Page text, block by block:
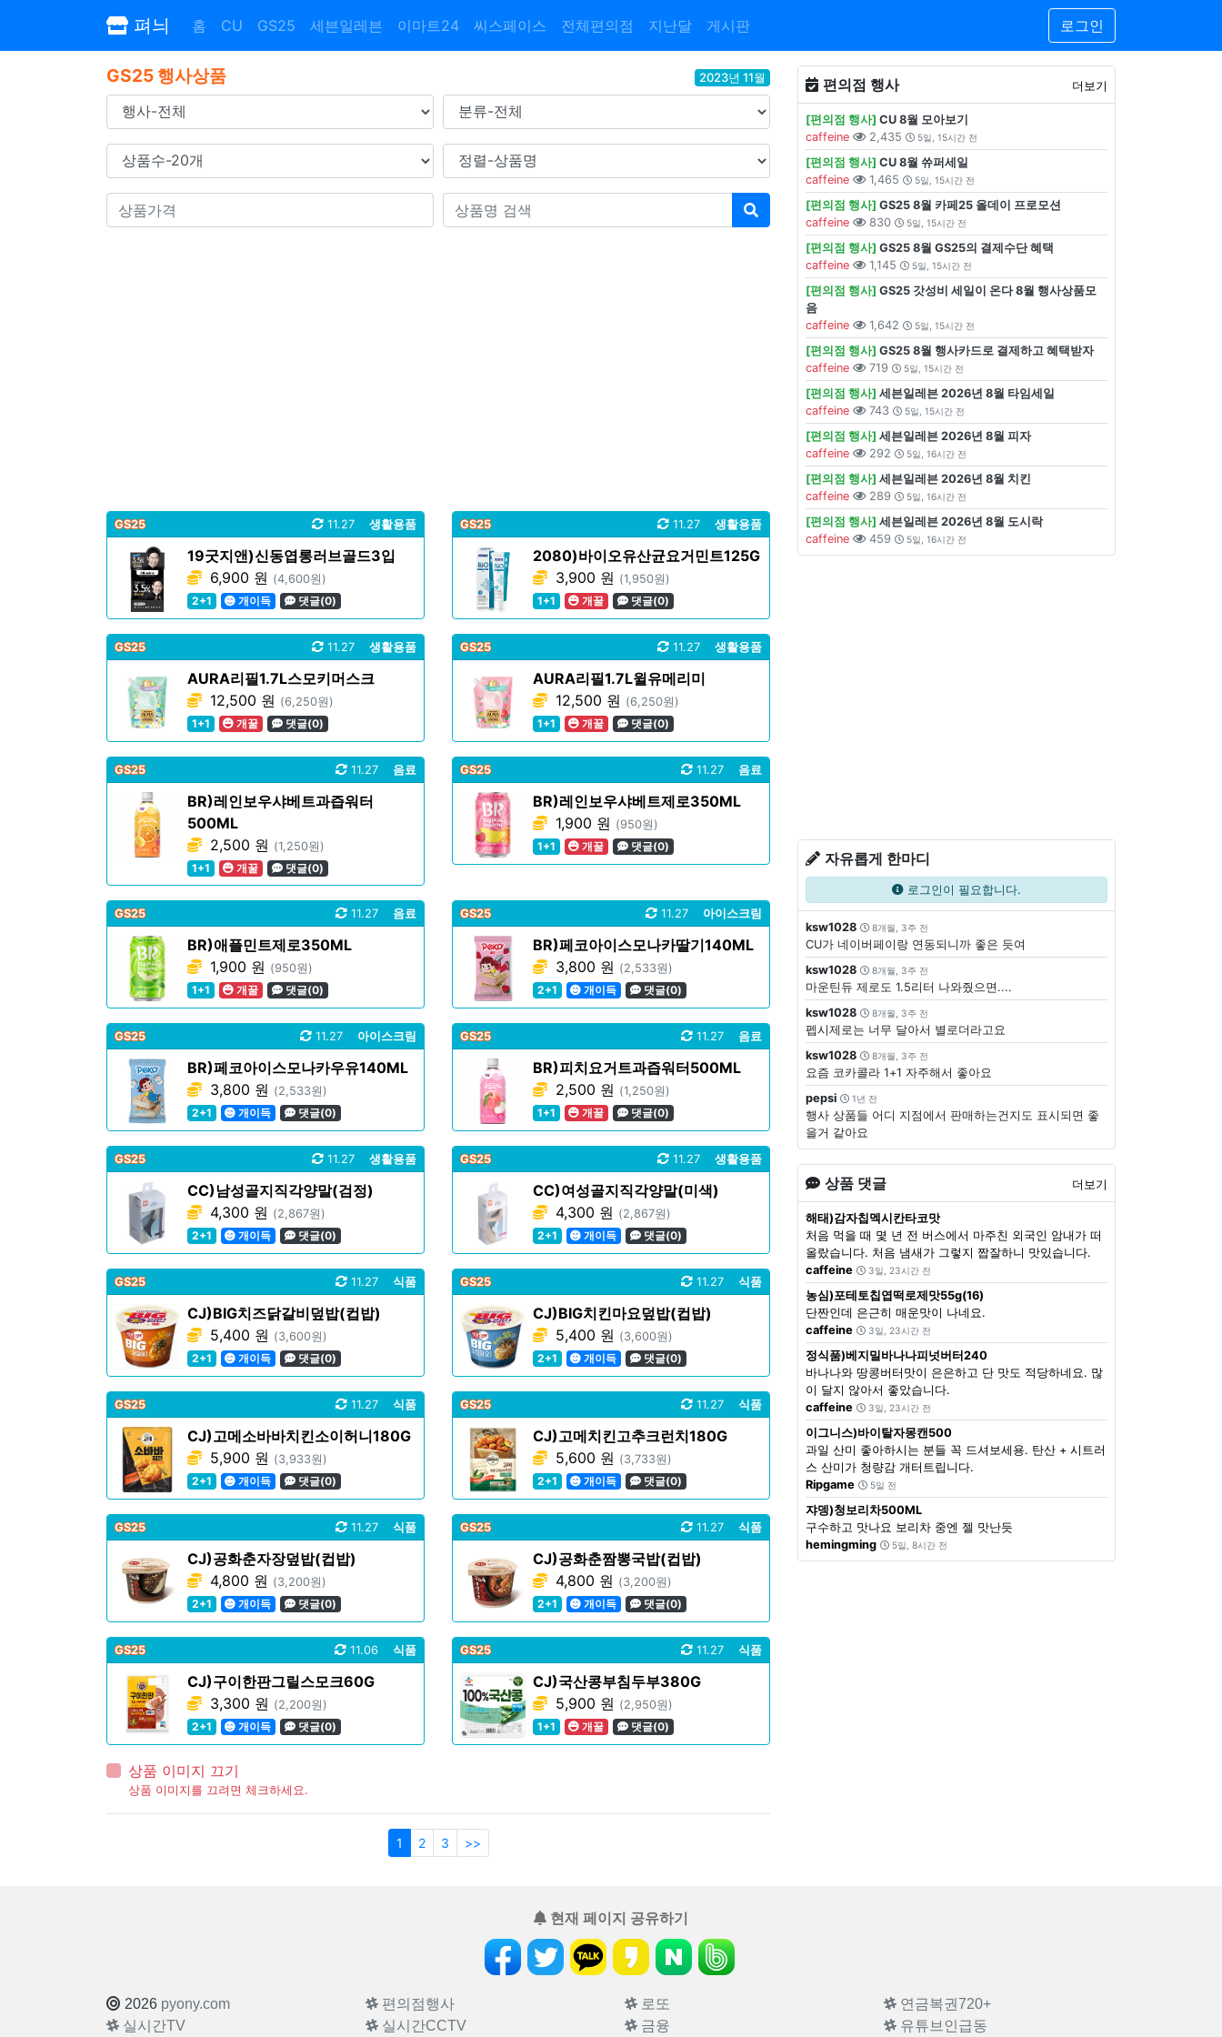
펴늬 홈 CU GS25 세븐일레븐 이마트24 씨스페이스 전체편의점 지난달 게시판 로그인
GS25 행사상품 2023년 11월
GS25 생활용품
11.27
19굿지앤)신동엽롱러브골드3입
6,900 원 (4,600원)
2+1
개이득 댓글(0)
GS25 생활용품
11.27
2080)바이오유산균요거민트125G
3,900 원 (1,950원)
1+1
개꿀 댓글(0)
GS25 생활용품
11.27
AURA리필1.7L스모키머스크
12,500 원 (6,250원)
1+1
개꿀 댓글(0)
GS25 생활용품
11.27
AURA리필1.7L윌유메리미
12,500 원 (6,250원)
1+1
개꿀 댓글(0)
GS25 음료
11.27
BR)레인보우샤베트과즙워터
500ML
2,500 원 (1,250원)
1+1
개꿀 댓글(0)
GS25 음료
11.27
BR)레인보우샤베트제로350ML
1,900 원 (950원)
1+1
개꿀 댓글(0)
GS25 음료
11.27
BR)애플민트제로350ML
1,900 원 (950원)
1+1
개꿀 댓글(0)
GS25 아이스크림
11.27
BR)페코아이스모나카딸기140ML
3,800 원 (2,533원)
2+1
개이득 댓글(0)
GS25 아이스크림
11.27
BR)페코아이스모나카우유140ML
3,800 원 (2,533원)
2+1
개이득 댓글(0)
GS25 음료
11.27
BR)피치요거트과즙워터500ML
2,500 원 (1,250원)
1+1
개꿀 댓글(0)
GS25 생활용품
11.27
CC)남성골지직각양말(검정)
4,300 원 (2,867원)
2+1
개이득 댓글(0)
GS25 생활용품
11.27
CC)여성골지직각양말(미색)
4,300 원 (2,867원)
2+1
개이득 댓글(0)
GS25 식품
11.27
CJ)BIG치즈닭갈비덮밥(컵밥)
5,400 원 (3,600원)
2+1
개이득 댓글(0)
GS25 식품
11.27
CJ)BIG치킨마요덮밥(컵밥)
5,400 원 (3,600원)
2+1
개이득 댓글(0)
GS25 식품
11.27
CJ)고메소바바치킨소이허니180G
5,900 원 (3,933원)
2+1
개이득 댓글(0)
GS25 식품
11.27
CJ)고메치킨고추크런치180G
5,600 원 (3,733원)
2+1
개이득 댓글(0)
GS25 식품
11.27
CJ)공화춘자장덮밥(컵밥)
4,800 원 (3,200원)
2+1
개이득 댓글(0)
GS25 식품
11.27
CJ)공화춘짬뽕국밥(컵밥)
4,800 원 (3,200원)
2+1
개이득 댓글(0)
GS25 식품
11.06
CJ)구이한판그릴스모크60G
3,300 원 (2,200원)
2+1
개이득 댓글(0)
GS25 식품
11.27
CJ)국산콩부침두부380G
5,900 원 (2,950원)
1+1
개꿀 댓글(0)
상품 이미지 끄기
상품 이미지를 끄려면 체크하세요.
1 2 3 >>
편의점 행사 더보기
[편의점 행사] CU 8월 모아보기
caffeine
2,435 5일, 15시간 전
[편의점 행사] CU 8월 쓔퍼세일
caffeine
1,465 5일, 15시간 전
[편의점 행사] GS25 8월 카페25 올데이 프로모션
caffeine
830 5일, 15시간 전
[편의점 행사] GS25 8월 GS25의 결제수단 혜택
caffeine
1,145 5일, 15시간 전
[편의점 행사] GS25 갓성비 세일이 온다 8월 행사상품모
음
caffeine
1,642 5일, 15시간 전
[편의점 행사] GS25 8월 행사카드로 결제하고 혜택받자
caffeine
719 5일, 15시간 전
[편의점 행사] 세븐일레븐 2026년 8월 타임세일
caffeine
743 5일, 15시간 전
[편의점 행사] 세븐일레븐 2026년 8월 피자
caffeine
292 5일, 16시간 전
[편의점 행사] 세븐일레븐 2026년 8월 치킨
caffeine
289 5일, 16시간 전
[편의점 행사] 세븐일레븐 2026년 8월 도시락
caffeine
459 5일, 16시간 전
자유롭게 한마디
로그인이 필요합니다.
ksw1028 8개월, 3주 전
CU가 네이버페이랑 연동되니까 좋은 듯여
ksw1028
8개월, 3주 전
마운틴듀 제로도 1.5리터 나와줬으면....
ksw1028
8개월, 3주 전
펩시제로는 너무 달아서 별로더라고요
ksw1028
8개월, 3주 전
요즘 코카콜라 1+1 자주해서 좋아요
pepsi
1년 전
행사 상품들 어디 지점에서 판매하는건지도 표시되면 좋
을거 같아요
상품 댓글 더보기
해태)감자칩멕시칸타코맛
처음 먹을 때 몇 년 전 버스에서 마주친 외국인 암내가 떠
올랐습니다. 처음 냄새가 그렇지 짭잘하니 맛있습니다.
caffeine
3일, 23시간 전
농심)포테토칩엽떡로제맛55g(16)
단짠인데 은근히 매운맛이 나네요.
caffeine
3일, 23시간 전
정식품)베지밀바나나피넛버터240
바나나와 땅콩버터맛이 은은하고 단 맛도 적당하네요. 많
이 달지 않아서 좋았습니다.
caffeine
3일, 23시간 전
이그니스)바이탈자몽캔500
과일 산미 좋아하시는 분들 꼭 드셔보세용. 탄산 + 시트러
스 산미가 청량감 개터트립니다.
Ripgame
5일 전
쟈뎅)청보리차500ML
구수하고 맛나요 보리차 중엔 젤 맛난듯
hemingming
5일, 8시간 전
현재 페이지 공유하기
2026 pyony.com 편의점행사 로또
연금복권720+
실시간TV
실시간CCTV 금융 유튜브인급동